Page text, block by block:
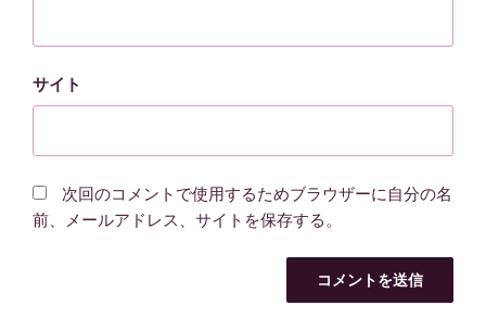
サイト
次回のコメントで使用するためブラウザーに自分の名
前、メールアドレス、サイトを保存する。